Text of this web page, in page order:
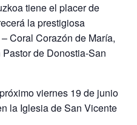
tiene el placer de
la prestigiosa
Coral Corazón de María,
de Donostia-San
viernes 19 de junio
la Iglesia de San Vicente